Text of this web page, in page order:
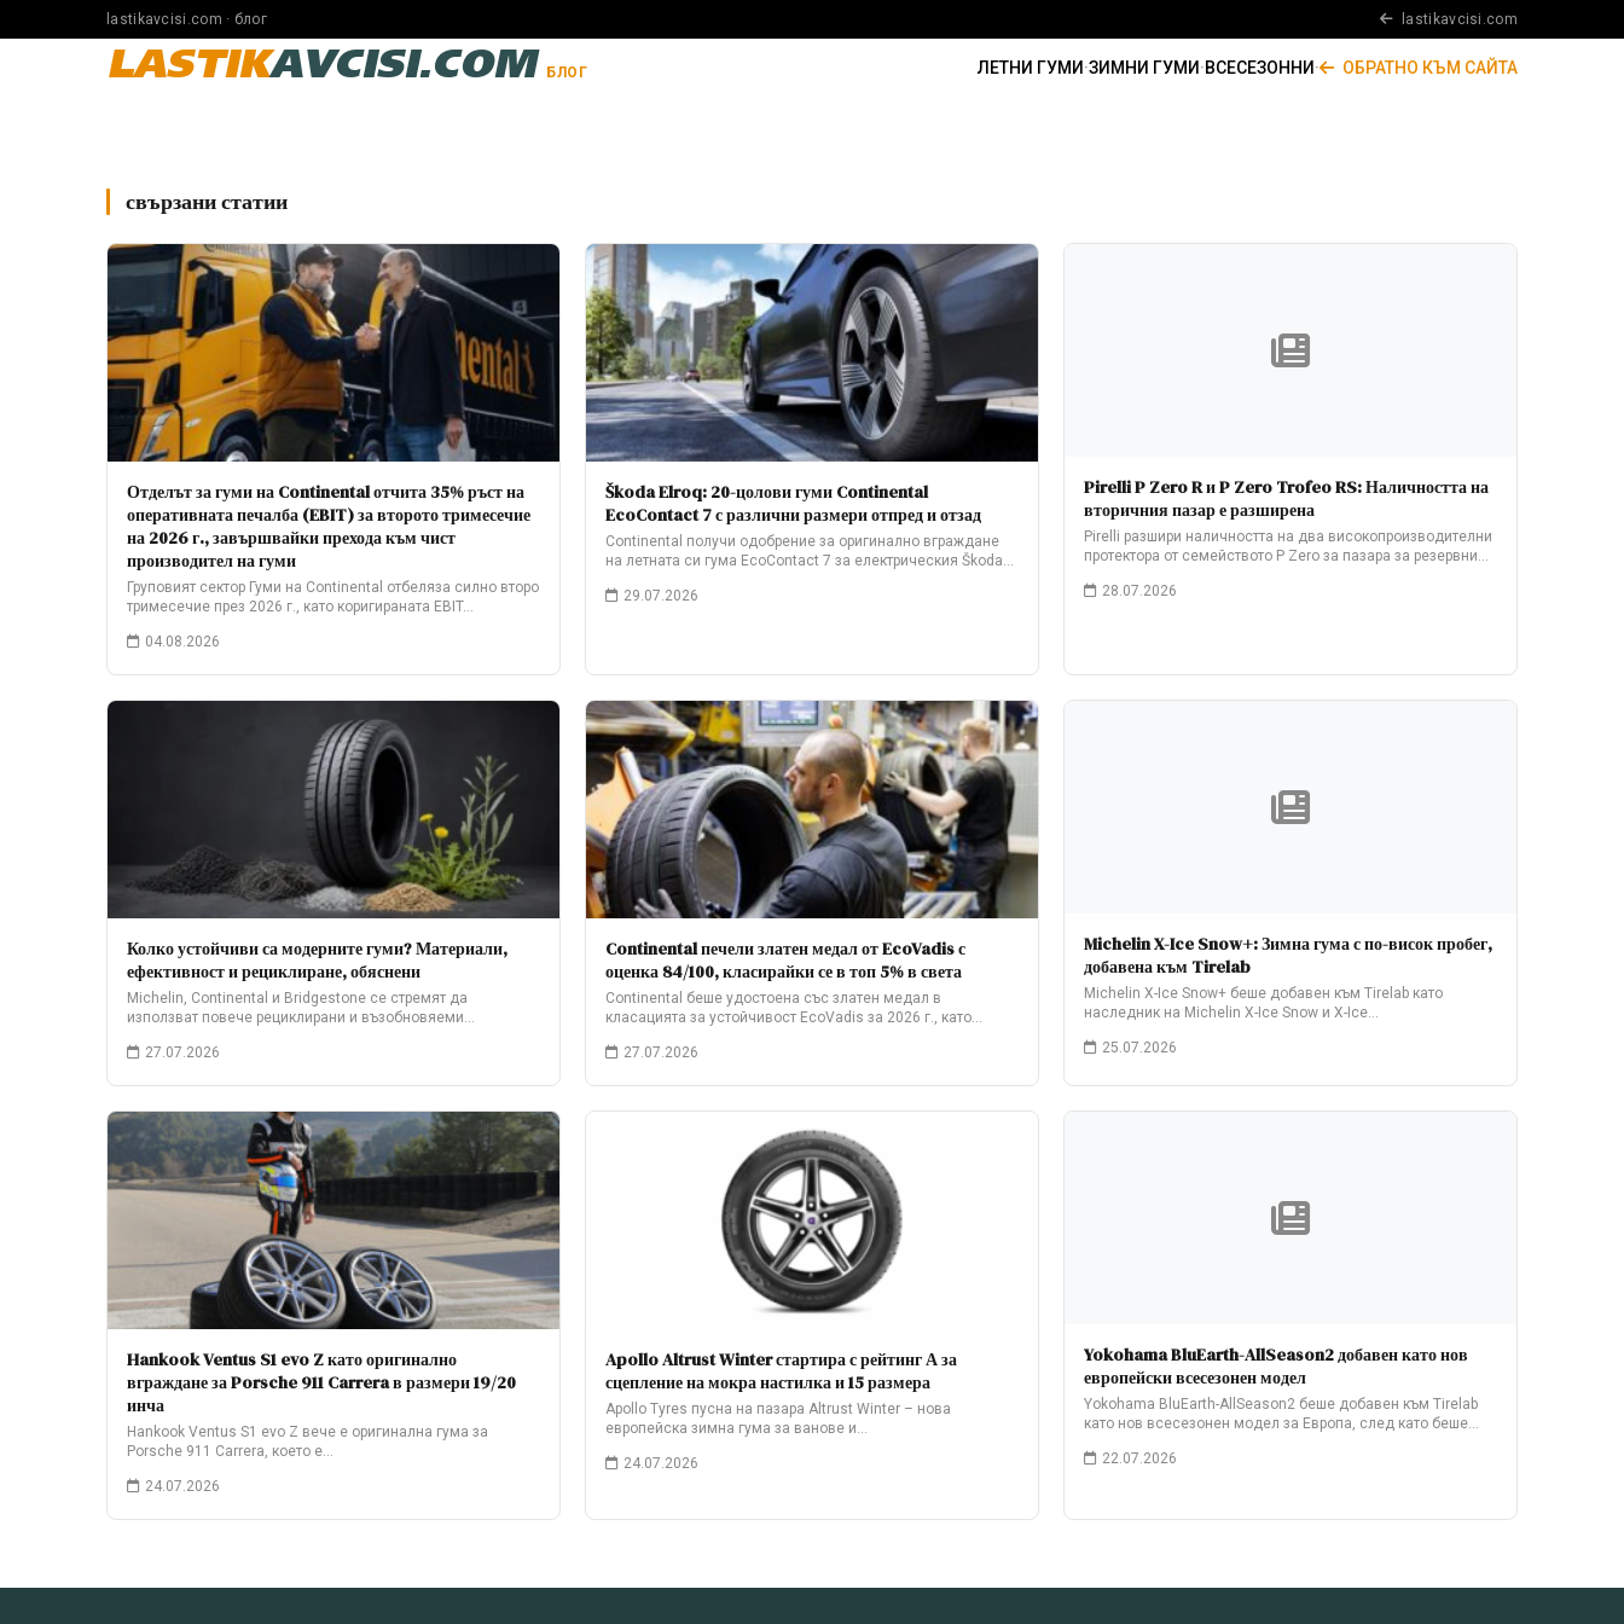
lastikavcisi.com · блог lastikavcisi.com
LASTIKAVCISI.COM БЛОГ ЛЕТНИ ГУМИ ·ЗИМНИ ГУМИ ·ВСЕСЕЗОННИ · ОБРАТНО КЪМ САЙТА
свързани статии
Отделът за гуми на Continental отчита 35% ръст на
оперативната печалба (EBIT) за второто тримесечие
на 2026 г., завършвайки прехода към чист
производител на гуми
Груповият сектор Гуми на Continental отбеляза силно второ
тримесечие през 2026 г., като коригираната EBIT…
04.08.2026
Škoda Elroq: 20-цолови гуми Continental
EcoContact 7 с различни размери отпред и отзад
Continental получи одобрение за оригинално вграждане
на летната си гума EcoContact 7 за електрическия Škoda…
29.07.2026
Pirelli P Zero R и P Zero Trofeo RS: Наличността на
вторичния пазар е разширена
Pirelli разшири наличността на два високопроизводителни
протектора от семейството P Zero за пазара за резервни…
28.07.2026
Колко устойчиви са модерните гуми? Материали,
ефективност и рециклиране, обяснени
Michelin, Continental и Bridgestone се стремят да
използват повече рециклирани и възобновяеми
27.07.2026
Continental печели златен медал от EcoVadis с
оценка 84/100, класирайки се в топ 5% в света
Continental беше удостоена със златен медал в
класацията за устойчивост EcoVadis за 2026 г., като…
27.07.2026
Michelin X-Ice Snow+: Зимна гума с по-висок пробег,
добавена към Tirelab
Michelin X-Ice Snow+ беше добавен към Tirelab като
наследник на Michelin X-Ice Snow и X-Ice…
25.07.2026
Hankook Ventus S1 evo Z като оригинално
вграждане за Porsche 911 Carrera в размери 19/20
инча
Hankook Ventus S1 evo Z вече е оригинална гума за
Porsche 911 Carrera, което е…
24.07.2026
Apollo Altrust Winter стартира с рейтинг А за
сцепление на мокра настилка и 15 размера
Apollo Tyres пусна на пазара Altrust Winter – нова
европейска зимна гума за ванове и…
24.07.2026
Yokohama BluEarth-AllSeason2 добавен като нов
европейски всесезонен модел
Yokohama BluEarth-AllSeason2 беше добавен към Tirelab
като нов всесезонен модел за Европа, след като беше…
22.07.2026